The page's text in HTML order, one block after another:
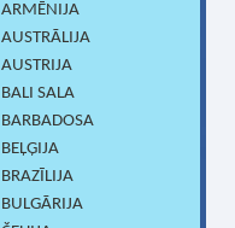
ARMĒNIJA
AUSTRĀLIJA
AUSTRIJA
BALI SALA
BARBADOSA
BEĻĢIJA
BRAZĪLIJA
BULGĀRIJA